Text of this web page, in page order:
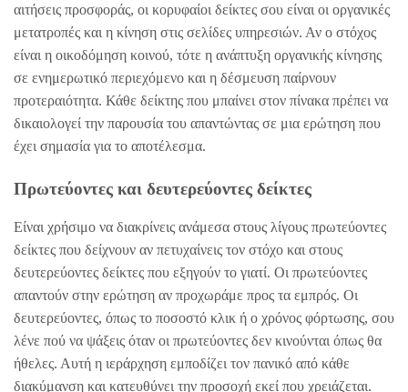
αιτήσεις προσφοράς, οι κορυφαίοι δείκτες σου είναι οι οργανικές
μετατροπές και η κίνηση στις σελίδες υπηρεσιών. Αν ο στόχος
είναι η οικοδόμηση κοινού, τότε η ανάπτυξη οργανικής κίνησης
σε ενημερωτικό περιεχόμενο και η δέσμευση παίρνουν
προτεραιότητα. Κάθε δείκτης που μπαίνει στον πίνακα πρέπει να
δικαιολογεί την παρουσία του απαντώντας σε μια ερώτηση που
έχει σημασία για το αποτέλεσμα.
Πρωτεύοντες και δευτερεύοντες δείκτες
Είναι χρήσιμο να διακρίνεις ανάμεσα στους λίγους πρωτεύοντες
δείκτες που δείχνουν αν πετυχαίνεις τον στόχο και στους
δευτερεύοντες δείκτες που εξηγούν το γιατί. Οι πρωτεύοντες
απαντούν στην ερώτηση αν προχωράμε προς τα εμπρός. Οι
δευτερεύοντες, όπως το ποσοστό κλικ ή ο χρόνος φόρτωσης, σου
λένε πού να ψάξεις όταν οι πρωτεύοντες δεν κινούνται όπως θα
ήθελες. Αυτή η ιεράρχηση εμποδίζει τον πανικό από κάθε
διακύμανση και κατευθύνει την προσοχή εκεί που χρειάζεται.